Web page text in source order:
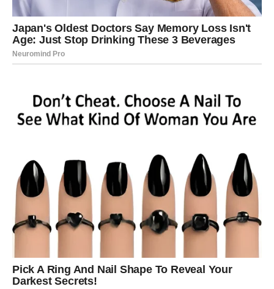
I baš zato sada taj pritisak izlazi.
Ali… Strelac već hoda ka novoj
I ovde dolazi najvažniji deo tvoje rečenice:Strelac je u
kandžama prošlosti, ali već hoda napred.
To znači da se u njemu desio prelom: možda još uvek
misli na nekoga, ali više ne ostaje “zalepljen” za to.
Možda ga još zaboli, ali ne ruši ga. Možda još postoji
nostalgija, ali nema više potrebe da se vraća.
U narednim danima Strelac dobija energiju koja ga vraća
nova poruka, ali ne nužno od bivšeg – možda od osobe